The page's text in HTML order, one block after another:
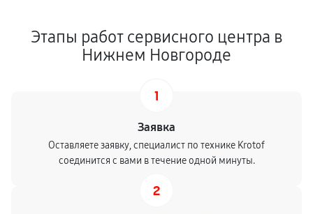
1130
Регулировка зазоров клапанов
Замена свечей зажигания
740 от 80 мин
Этапы работ сервисного центра в
Нижнем Новгороде
1
Заявка
Оставляете заявку, специалист по технике Krotof
соединится с вами в течение одной минуты.
2